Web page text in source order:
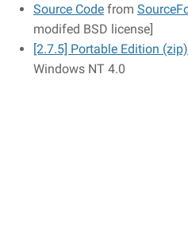
Source Code from
modifed BSD license]
[2.7.5] Portable Edition (zip)
Windows NT 4.0